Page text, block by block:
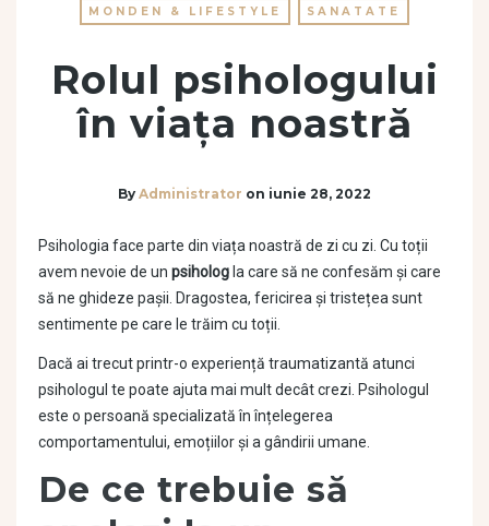
MONDEN & LIFESTYLE SANATATE
Rolul psihologului
în viața noastră
By Administrator on iunie 28, 2022
Psihologia face parte din viața noastră de zi cu zi. Cu toții
avem nevoie de un psiholog la care să ne confesăm și care
să ne ghideze pașii. Dragostea, fericirea și tristețea sunt
sentimente pe care le trăim cu toții.
Dacă ai trecut printr-o experiență traumatizantă atunci
psihologul te poate ajuta mai mult decât crezi. Psihologul
este o persoană specializată în înțelegerea
comportamentului, emoțiilor și a gândirii umane.
De ce trebuie să